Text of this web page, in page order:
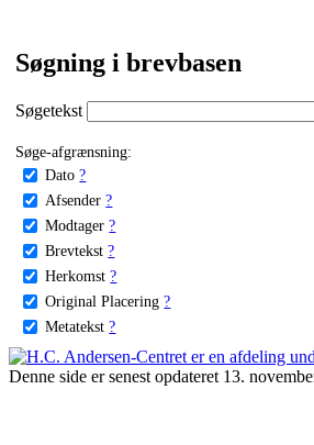
Søgning i brevbasen
Søgetekst
Søge-afgrænsning:
Dato ?
Afsender ?
Modtager ?
Brevtekst ?
Herkomst ?
Original Placering ?
Metatekst ?
Denne side er senest opdateret 13.